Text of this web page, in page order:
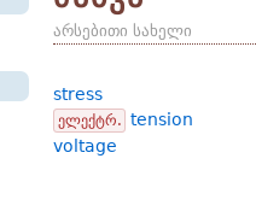
არსებითი სახელი
stress
ელექტრ. tension
voltage